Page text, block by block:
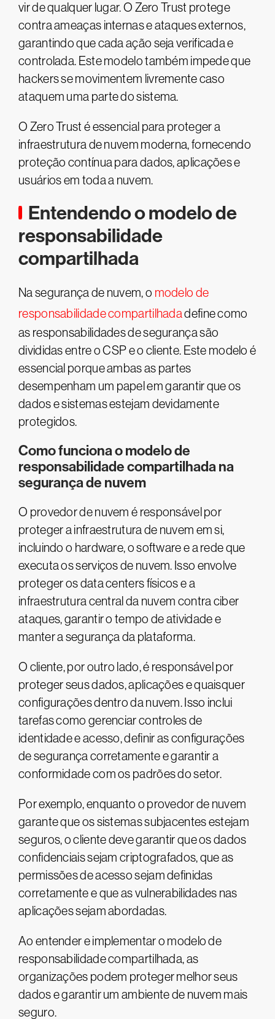
vir de qualquer lugar. O Zero Trust protege
contra ameaças internas e ataques externos,
garantindo que cada ação seja verificada e
controlada. Este modelo também impede que
hackers se movimentem livremente caso
ataquem uma parte do sistema.
O Zero Trust é essencial para proteger a
infraestrutura de nuvem moderna, fornecendo
proteção contínua para dados, aplicações e
usuários em toda a nuvem​.
Entendendo o modelo de
responsabilidade
compartilhada
Na segurança de nuvem, o modelo de
responsabilidade compartilhadadefine como
as responsabilidades de segurança são
divididas entre o CSP e o cliente. Este modelo é
essencial porque ambas as partes
desempenham um papel em garantir que os
dados e sistemas estejam devidamente
protegidos.
Como funciona o modelo de
responsabilidade compartilhada na
segurança de nuvem
O provedor de nuvem é responsável por
proteger a infraestrutura de nuvem em si,
incluindo o hardware, o software e a rede que
executa os serviços de nuvem. Isso envolve
proteger os data centers físicos e a
infraestrutura central da nuvem contra ciber
ataques, garantir o tempo de atividade e
manter a segurança da plataforma.
O cliente, por outro lado, é responsável por
proteger seus dados, aplicações e quaisquer
configurações dentro da nuvem. Isso inclui
tarefas como gerenciar controles de
identidade e acesso, definir as configurações
de segurança corretamente e garantir a
conformidade com os padrões do setor.
Por exemplo, enquanto o provedor de nuvem
garante que os sistemas subjacentes estejam
seguros, o cliente deve garantir que os dados
confidenciais sejam criptografados, que as
permissões de acesso sejam definidas
corretamente e que as vulnerabilidades nas
aplicações sejam abordadas.
Ao entender e implementar o modelo de
responsabilidade compartilhada, as
organizações podem proteger melhor seus
dados e garantir um ambiente de nuvem mais
seguro.